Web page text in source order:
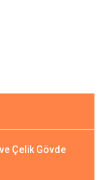
Çelik Gövde